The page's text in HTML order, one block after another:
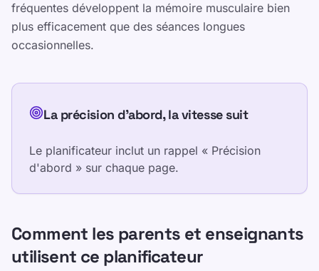
Pourquoi la pratique courte et régulière
gagne
Comment les parents et enseignants
Partager cette page
Partager sur Facebook
Partager sur LinkedIn
fréquentes développent la mémoire musculaire bien
plus efficacement que des séances longues
occasionnelles.
La précision d'abord, la vitesse suit
Le planificateur inclut un rappel « Précision
d'abord » sur chaque page.
Comment les parents et enseignants
utilisent ce planificateur